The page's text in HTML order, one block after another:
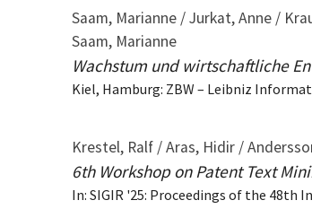
Saam, Marianne / Jurkat, Anne /
Saam, Marianne
Wachstum und wirtschaftliche
Kiel, Hamburg: ZBW – Leibniz
Krestel, Ralf / Aras, Hidir /
6th Workshop on Patent Text
In: SIGIR '25: Proceedings of the 48th